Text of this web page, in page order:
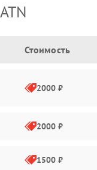
Стоимость
2000 ₽
2000 ₽
1500 ₽